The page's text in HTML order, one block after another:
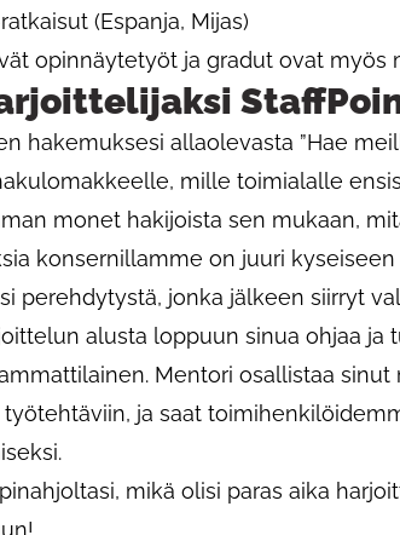
(Espanja, Mijas)
opinnäytetyöt ja gradut ovat myös
hakemuksesi allaolevasta ”Hae
mille toimialalle
monet hakijoista sen mukaan,
konsernillamme on juuri kyseiseen
perehdytystä, jonka jälkeen siirryt
alusta loppuun sinua ohjaa ja
Mentori osallistaa
ja saat
mikä olisi paras aika